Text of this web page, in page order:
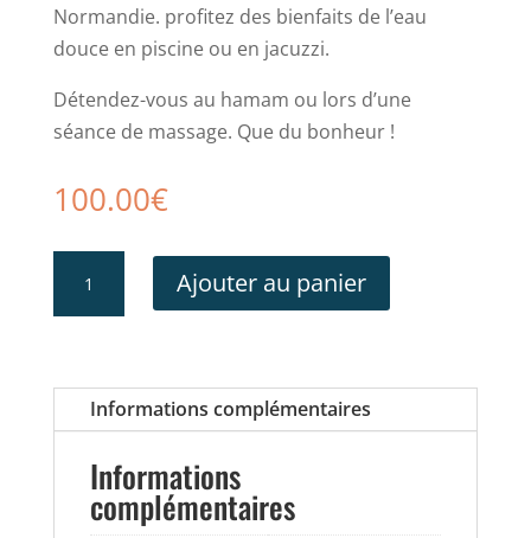
Normandie. profitez des bienfaits de l’eau
douce en piscine ou en jacuzzi.
Détendez-vous au hamam ou lors d’une
séance de massage. Que du bonheur !
100.00€
Ajouter au panier
Informations complémentaires
Informations
complémentaires